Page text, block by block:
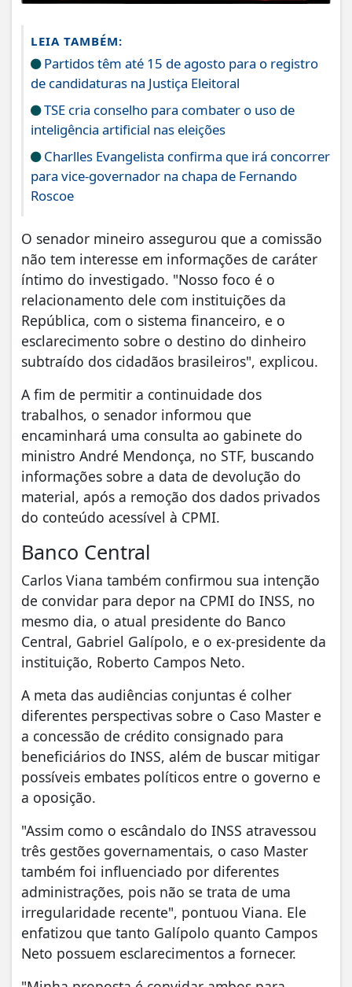
LEIA TAMBÉM:
Partidos têm até 15 de agosto para o registro
de candidaturas na Justiça Eleitoral
TSE cria conselho para combater o uso de
inteligência artificial nas eleições
Charlles Evangelista confirma que irá concorrer
para vice-governador na chapa de Fernando
Roscoe
O senador mineiro assegurou que a comissão
não tem interesse em informações de caráter
íntimo do investigado. "Nosso foco é o
relacionamento dele com instituições da
República, com o sistema financeiro, e o
esclarecimento sobre o destino do dinheiro
subtraído dos cidadãos brasileiros", explicou.
A fim de permitir a continuidade dos
trabalhos, o senador informou que
encaminhará uma consulta ao gabinete do
ministro André Mendonça, no STF, buscando
informações sobre a data de devolução do
material, após a remoção dos dados privados
do conteúdo acessível à CPMI.
Banco Central
Carlos Viana também confirmou sua intenção
de convidar para depor na CPMI do INSS, no
mesmo dia, o atual presidente do Banco
Central, Gabriel Galípolo, e o ex-presidente da
instituição, Roberto Campos Neto.
A meta das audiências conjuntas é colher
diferentes perspectivas sobre o Caso Master e
a concessão de crédito consignado para
beneficiários do INSS, além de buscar mitigar
possíveis embates políticos entre o governo e
a oposição.
"Assim como o escândalo do INSS atravessou
três gestões governamentais, o caso Master
também foi influenciado por diferentes
administrações, pois não se trata de uma
irregularidade recente", pontuou Viana. Ele
enfatizou que tanto Galípolo quanto Campos
Neto possuem esclarecimentos a fornecer.